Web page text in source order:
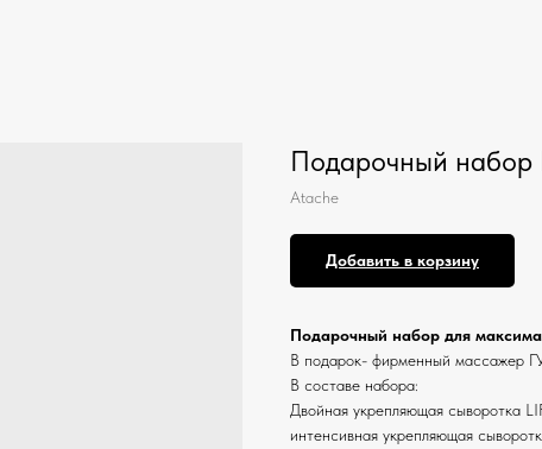
Подарочный набор
Atache
Добавить в корзину
Подарочный набор для
В подарок- фирменный массажер
В составе набора:
Двойная укрепляющая сыворотка
интенсивная укрепляющая